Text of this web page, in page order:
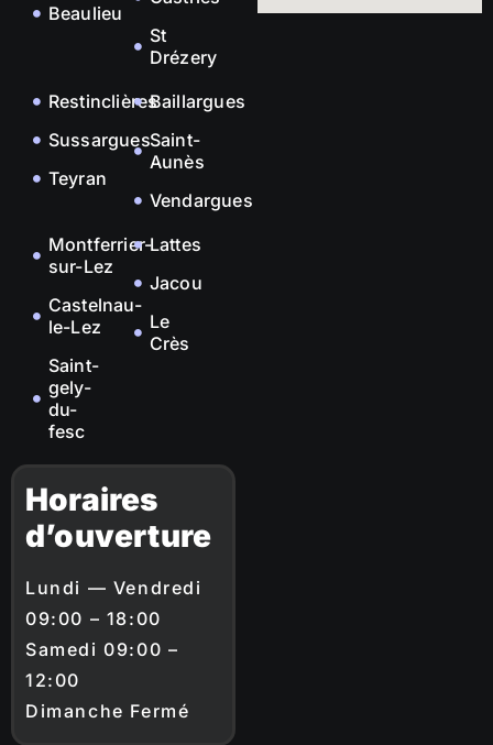
Beaulieu
St
Drézery
Restinclières
Sussargues
Teyran
Baillargues
Saint-
Aunès
Vendargues
Montferrier-
sur-Lez
Castelnau-
le-Lez
Saint-
gely-
du-
fesc
Lattes
Jacou
Le
Crès
Horaires
d’ouverture
Lundi — Vendredi
09:00 – 18:00
Samedi 09:00 –
12:00
Dimanche Fermé